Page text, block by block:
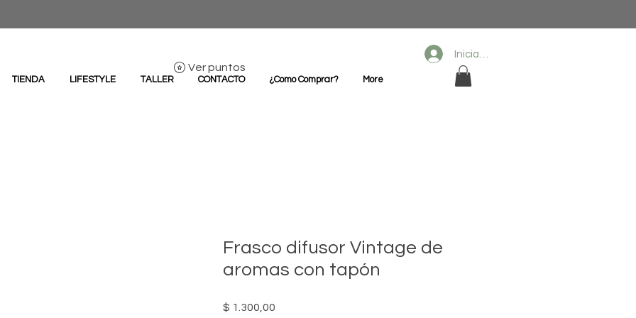
TIENDA LIFESTYLE TALLER CONTACTO ¿Como Comprar? More
Ver puntos
Iniciar sesión
Frasco difusor Vintage de
aromas con tapón
$ 1.300,00